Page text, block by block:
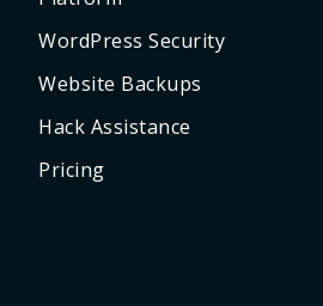
WordPress Security
Website Backups
Hack Assistance
Pricing